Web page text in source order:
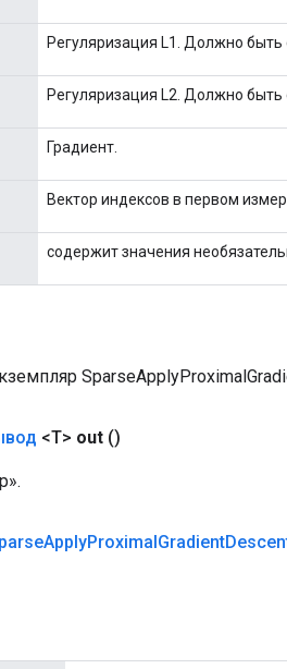
Регуляризация L1. Должно быть
Регуляризация L2. Должно быть
Градиент.
Вектор индексов в первом
содержит значения
<T> out ()
ApplyProximalGradient